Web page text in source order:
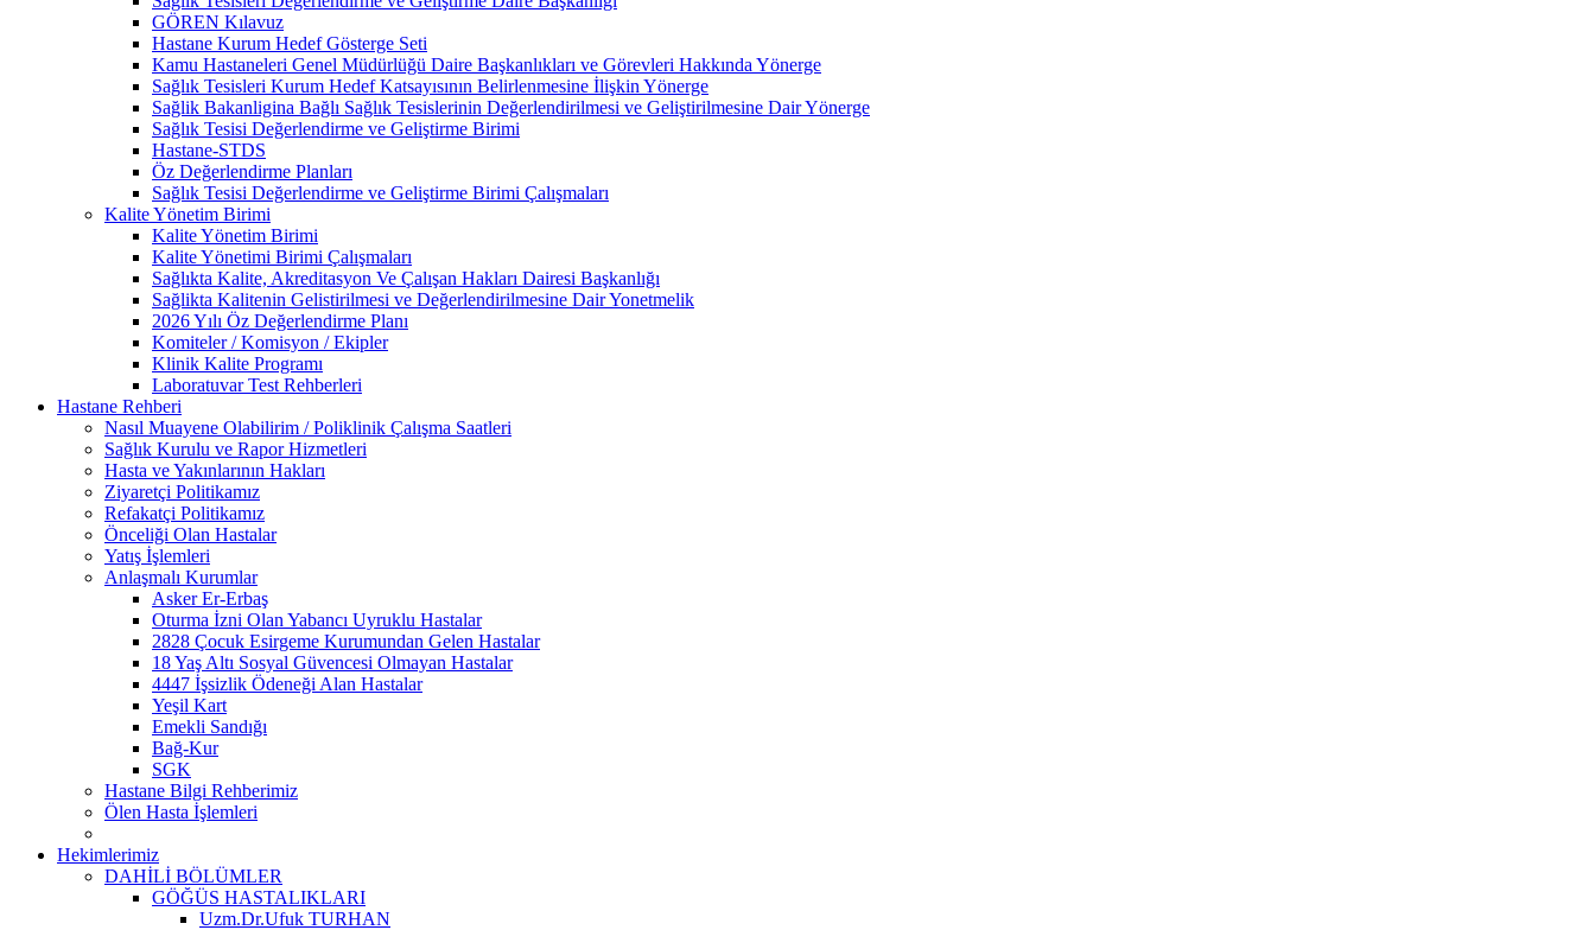
GÖREN Kılavuz
Hastane Kurum Hedef Gösterge Seti
Kamu Hastaneleri Genel Müdürlüğü Daire Başkanlıkları ve Görevleri Hakkında Yönerge
Sağlık Tesisleri Kurum Hedef Katsayısının Belirlenmesine İlişkin Yönerge
Sağlik Bakanligina Bağlı Sağlık Tesislerinin Değerlendirilmesi ve Geliştirilmesine Dair Yönerge
Sağlık Tesisi Değerlendirme ve Geliştirme Birimi
Hastane-STDS
Öz Değerlendirme Planları
Sağlık Tesisi Değerlendirme ve Geliştirme Birimi Çalışmaları
Kalite Yönetim Birimi
Kalite Yönetim Birimi
Kalite Yönetimi Birimi Çalışmaları
Sağlıkta Kalite, Akreditasyon Ve Çalışan Hakları Dairesi Başkanlığı
Sağlikta Kalitenin Gelistirilmesi ve Değerlendirilmesine Dair Yonetmelik
2026 Yılı Öz Değerlendirme Planı
Komiteler / Komisyon / Ekipler
Klinik Kalite Programı
Laboratuvar Test Rehberleri
Hastane Rehberi
Nasıl Muayene Olabilirim / Poliklinik Çalışma Saatleri
Sağlık Kurulu ve Rapor Hizmetleri
Hasta ve Yakınlarının Hakları
Ziyaretçi Politikamız
Refakatçi Politikamız
Önceliği Olan Hastalar
Yatış İşlemleri
Anlaşmalı Kurumlar
Asker Er-Erbaş
Oturma İzni Olan Yabancı Uyruklu Hastalar
2828 Çocuk Esirgeme Kurumundan Gelen Hastalar
18 Yaş Altı Sosyal Güvencesi Olmayan Hastalar
4447 İşsizlik Ödeneği Alan Hastalar
Yeşil Kart
Emekli Sandığı
Bağ-Kur
SGK
Hastane Bilgi Rehberimiz
Ölen Hasta İşlemleri
Hekimlerimiz
DAHİLİ BÖLÜMLER
GÖĞÜS HASTALIKLARI
Uzm.Dr.Ufuk TURHAN